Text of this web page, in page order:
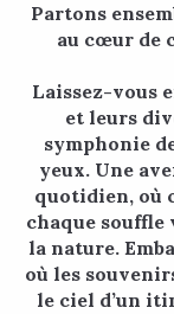
Partons
au cœur de
Laissez-vous
et leurs
symphonie
yeux. Une
quotidien, où
chaque souffle
la nature.
où les
le ciel d’un